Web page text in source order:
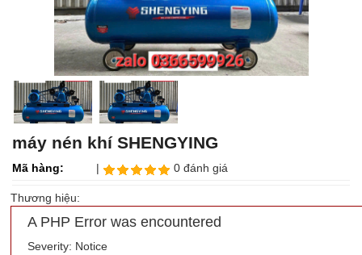
máy nén khí SHENGYING
Mã hàng: | 0 đánh giá
Thương hiệu:
A PHP Error was encountered
Severity: Notice